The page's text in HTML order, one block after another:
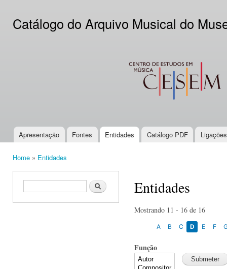
Catálogo do Arquivo Musical do
CESEM
Main menu
Apresentação Fontes Entidades Catálogo PDF
Home » Entidades
Search form Search Entidades
Mostrando 11 - 16 de 16
A B C D E F
Função